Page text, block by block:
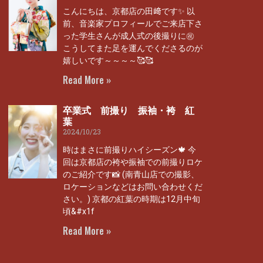
こんにちは、京都店の田﨑です✨ 以
前、音楽家プロフィールでご来店下さ
った学生さんが成人式の後撮りに㊗
こうしてまた足を運んでくださるのが
嬉しいです～～～～🥰🥰
Read More »
卒業式 前撮り 振袖・袴 紅
葉
2024/10/23
時はまさに前撮りハイシーズン🍁 今
回は京都店の袴や振袖での前撮りロケ
のご紹介です📸 (南青山店での撮影、
ロケーションなどはお問い合わせくだ
さい。) 京都の紅葉の時期は12月中旬
頃&#x1f
Read More »